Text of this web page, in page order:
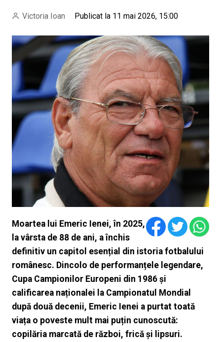
Victoria Ioan Publicat la 11 mai 2026, 15:00
Moartea lui Emeric Ienei, în 2025,
la vârsta de 88 de ani, a închis
definitiv un capitol esențial din istoria fotbalului
românesc. Dincolo de performanțele legendare,
Cupa Campionilor Europeni din 1986 și
calificarea naționalei la Campionatul Mondial
după două decenii, Emeric Ienei a purtat toată
viața o poveste mult mai puțin cunoscută:
copilăria marcată de război, frică și lipsuri.